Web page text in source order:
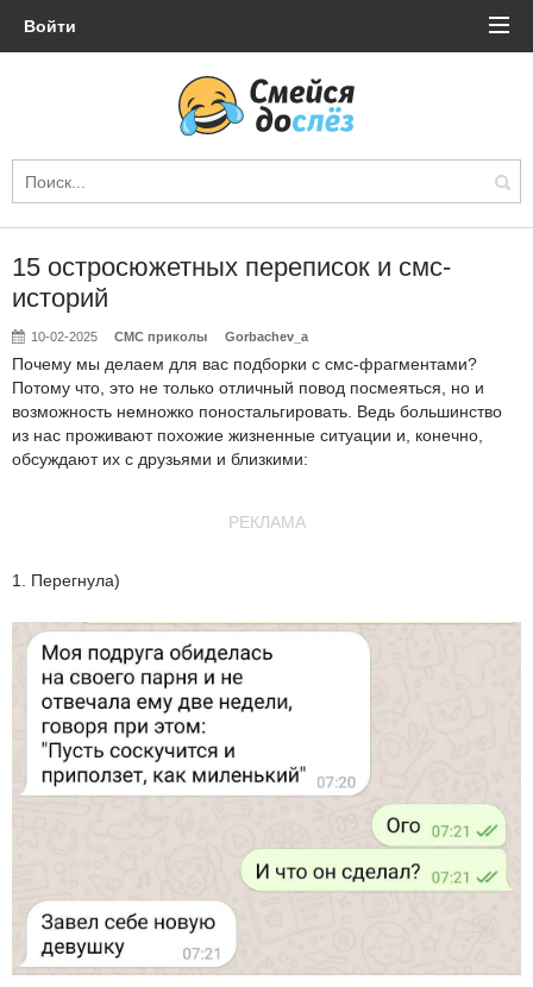
Войти
15 остросюжетных переписок и смс-
историй
10-02-2025 СМС приколы Gorbachev_a
Почему мы делаем для вас подборки с смс-фрагментами?
Потому что, это не только отличный повод посмеяться, но и
возможность немножко поностальгировать. Ведь большинство
из нас проживают похожие жизненные ситуации и, конечно,
обсуждают их с друзьями и близкими:
РЕКЛАМА
1. Перегнула)